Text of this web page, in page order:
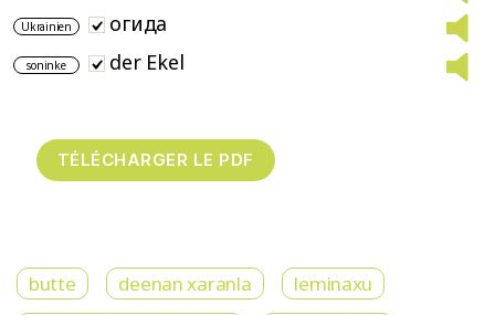
Ukrainien огида
soninke der Ekel
butte deenan xaranla
leminaxu